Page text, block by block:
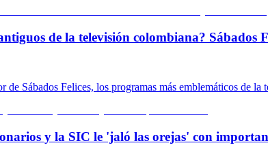
de la televisión colombiana? Sábados
de Sábados Felices, los programas más emblemáticos de
y la SIC le 'jaló las orejas' con